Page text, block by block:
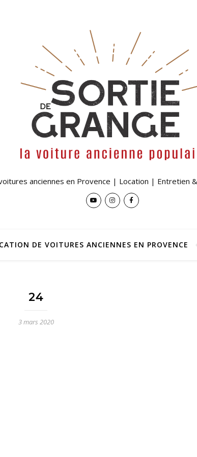
anciennes en Provence | Location | Entretien
DE VOITURES ANCIENNES EN PROVENCE
24
3 mars 2020